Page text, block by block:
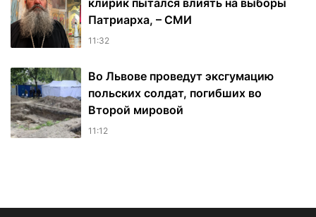
клирик пытался влиять на выборы
Патриарха, – СМИ
11:32
Во Львове проведут эксгумацию
польских солдат, погибших во
Второй мировой
11:12